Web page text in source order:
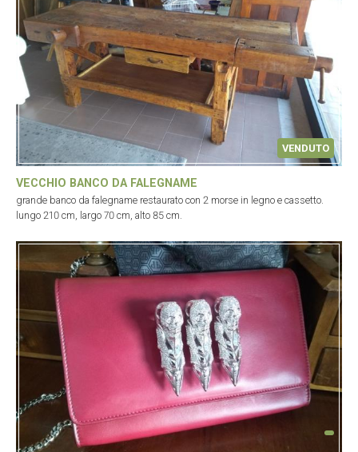
VENDUTO
VECCHIO BANCO DA FALEGNAME
grande banco da falegname restaurato con 2 morse in legno e cassetto.
lungo 210 cm, largo 70 cm, alto 85 cm.